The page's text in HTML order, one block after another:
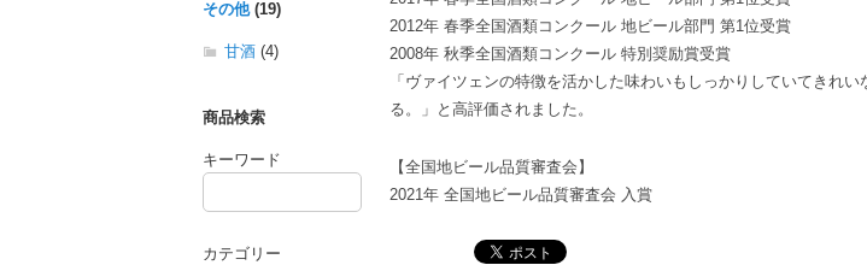
2012年 春季全国酒類コンクール 地ビール部門 第1位受賞
2008年 秋季全国酒類コンクール 特別奨励賞受賞
「ヴァイツェンの特徴を活かした味わいもしっかりしていてきれ
る。」と高評価されました。
【全国地ビール品質審査会】
2021年 全国地ビール品質審査会 入賞
その他(19)
甘酒 (4)
商品検索
キーワード
カテゴリー